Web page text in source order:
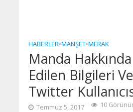
HABERLER•MANŞET•MERAK
Manda
Edilen Bilgileri
Twitter
Temmuz 5, 2017 10